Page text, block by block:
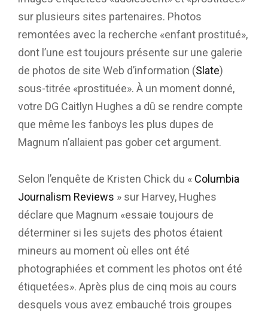
sur plusieurs sites partenaires. Photos
remontées avec la recherche «enfant prostitué»,
dont l’une est toujours présente sur une galerie
de photos de site Web d’information (Slate)
sous-titrée «prostituée». À un moment donné,
votre DG Caitlyn Hughes a dû se rendre compte
que même les fanboys les plus dupes de
Magnum n’allaient pas gober cet argument.
Selon l’enquête de Kristen Chick du « Columbia
Journalism Reviews » sur Harvey, Hughes
déclare que Magnum «essaie toujours de
déterminer si les sujets des photos étaient
mineurs au moment où elles ont été
photographiées et comment les photos ont été
étiquetées». Après plus de cinq mois au cours
desquels vous avez embauché trois groupes